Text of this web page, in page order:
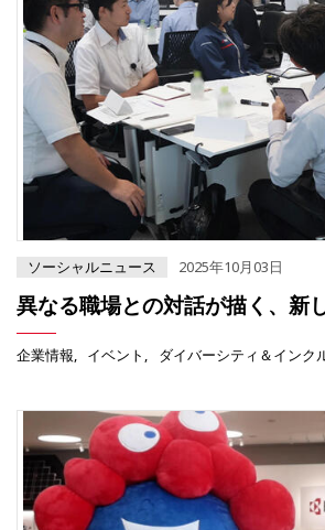
ソーシャルニュース 2025年10月03日
異なる職場との対話が描く、新
企業情報 イベント ダイバーシティ＆インク